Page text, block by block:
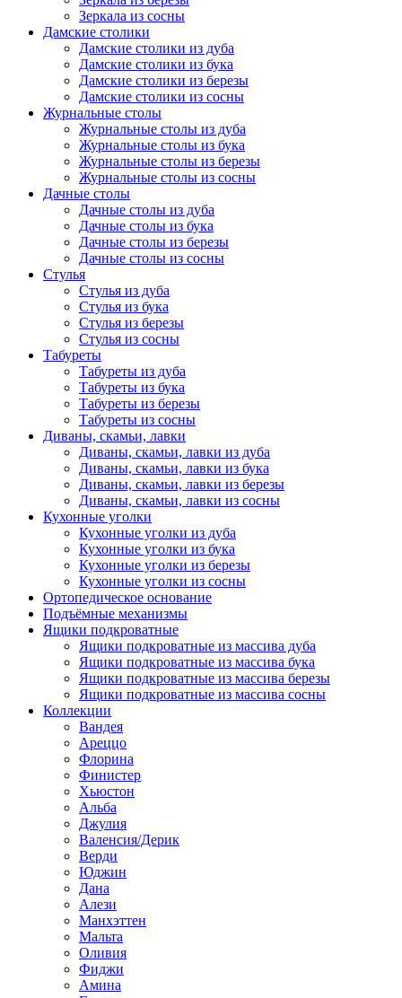
Зеркала из сосны
Дамские столики
Дамские столики из дуба
Дамские столики из бука
Дамские столики из березы
Дамские столики из сосны
Журнальные столы
Журнальные столы из дуба
Журнальные столы из бука
Журнальные столы из березы
Журнальные столы из сосны
Дачные столы
Дачные столы из дуба
Дачные столы из бука
Дачные столы из березы
Дачные столы из сосны
Стулья
Стулья из дуба
Стулья из бука
Стулья из березы
Стулья из сосны
Табуреты
Табуреты из дуба
Табуреты из бука
Табуреты из березы
Табуреты из сосны
Диваны, скамьи, лавки
Диваны, скамьи, лавки из дуба
Диваны, скамьи, лавки из бука
Диваны, скамьи, лавки из березы
Диваны, скамьи, лавки из сосны
Кухонные уголки
Кухонные уголки из дуба
Кухонные уголки из бука
Кухонные уголки из березы
Кухонные уголки из сосны
Ортопедическое основание
Подъёмные механизмы
Ящики подкроватные
Ящики подкроватные из массива дуба
Ящики подкроватные из массива бука
Ящики подкроватные из массива березы
Ящики подкроватные из массива сосны
Коллекции
Вандея
Ареццо
Флорина
Финистер
Хьюстон
Альба
Джулия
Валенсия/Дерик
Верди
Юджин
Дана
Алези
Манхэттен
Мальта
Оливия
Фиджи
Амина